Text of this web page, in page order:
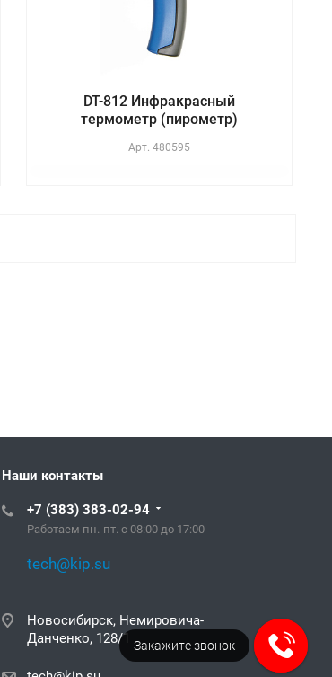
DT-812 Инфракрасный
термометр (пирометр)
Арт.480595
Наши контакты
+7 (383) 383-02-94
Работаем пн.-пт. с 08:00 до 17:00
tech@kip.su
Новосибирск, Немировича-
Данченко, 128/1 Закажите звонок